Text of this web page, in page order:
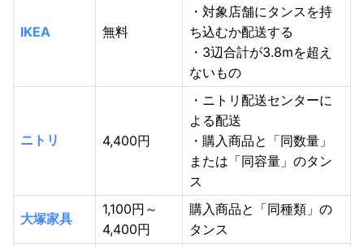
IKEA 無料
・対象店舗にタンスを持
ち込むか配送する
・3辺合計が3.8mを超え
ないもの
ニトリ 4,400円
・ニトリ配送センターに
よる配送
・購入商品と「同数量」
または「同容量」のタン
ス
大塚家具
1,100円～
4,400円
購入商品と「同種類」の
タンス